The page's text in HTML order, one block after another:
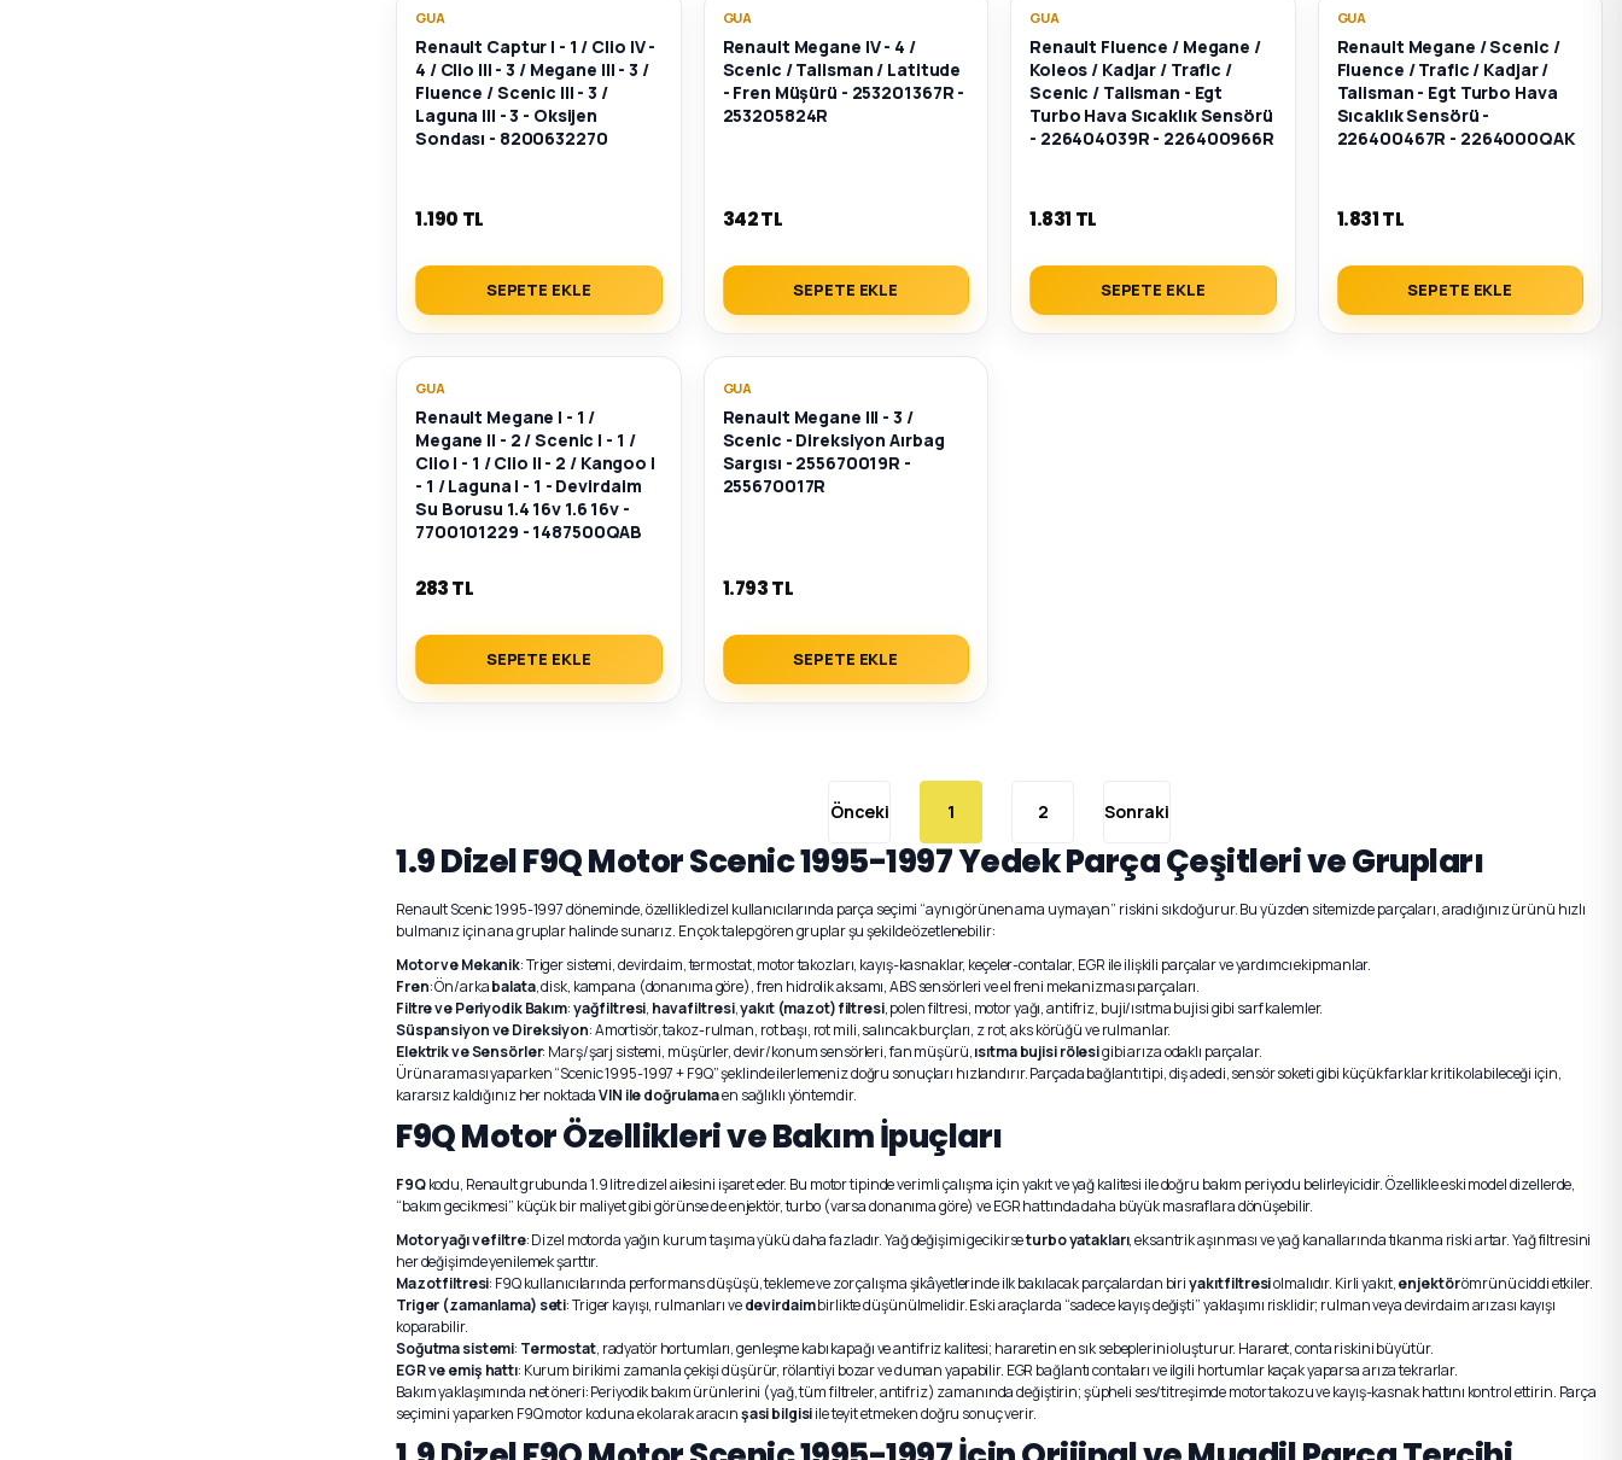
GUA
Renault Captur I - 1 / Clio IV -
4 / Clio III - 3 / Megane III - 3 /
Fluence / Scenic III - 3 /
Laguna III - 3 - Oksijen
Sondası - 8200632270
1.190 TL
SEPETE EKLE
GUA
Renault Megane IV - 4 /
Scenic / Talisman / Latitude
- Fren Müşürü - 253201367R -
253205824R
342 TL
SEPETE EKLE
GUA
Renault Fluence / Megane /
Koleos / Kadjar / Trafic /
Scenic / Talisman - Egt
Turbo Hava Sıcaklık Sensörü
- 226404039R - 226400966R
1.831 TL
SEPETE EKLE
GUA
Renault Megane / Scenic /
Fluence / Trafic / Kadjar /
Talisman - Egt Turbo Hava
Sıcaklık Sensörü -
226400467R - 2264000QAK
1.831 TL
SEPETE EKLE
GUA
Renault Megane I - 1 /
Megane II - 2 / Scenic I - 1 /
Clio I - 1 / Clio II - 2 / Kangoo I
- 1 / Laguna I - 1 - Devirdaim
Su Borusu 1.4 16v 1.6 16v -
7700101229 - 1487500QAB
283 TL
SEPETE EKLE
GUA
Renault Megane III - 3 /
Scenic - Direksiyon Aırbag
Sargısı - 255670019R -
255670017R
1.793 TL
SEPETE EKLE
1 2
1.9 Dizel F9Q Motor Scenic 1995-1997 Yedek Parça Çeşitleri ve Grupları
Renault Scenic 1995-1997 döneminde, özellikle dizel kullanıcılarında parça seçimi “aynı görünen ama uymayan” riskini sık doğurur. Bu yüzden sitemizde parçaları, aradığınız ürünü hızlı
bulmanız için ana gruplar halinde sunarız. En çok talep gören gruplar şu şekilde özetlenebilir:
Motor ve Mekanik: Triger sistemi, devirdaim, termostat, motor takozları, kayış-kasnaklar, keçeler-contalar, EGR ile ilişkili parçalar ve yardımcı ekipmanlar.
Fren: Ön/arkabalata, disk, kampana (donanıma göre), fren hidrolik aksamı, ABS sensörleri ve el freni mekanizması parçaları.
Filtre ve Periyodik Bakım:yağ filtresi, hava filtresi,yakıt (mazot) filtresi, polen filtresi, motor yağı, antifriz, buji/ısıtma bujisi gibi sarf kalemler.
Süspansiyon ve Direksiyon: Amortisör, takoz-rulman, rot başı, rot mili, salıncak burçları, z rot, aks körüğü ve rulmanlar.
Elektrik ve Sensörler: Marş/şarj sistemi, müşürler, devir/konum sensörleri, fan müşürü,ısıtma bujisi rölesigibi arıza odaklı parçalar.
Ürün araması yaparken “Scenic 1995-1997 + F9Q” şeklinde ilerlemeniz doğru sonuçları hızlandırır. Parçada bağlantı tipi, diş adedi, sensör soketi gibi küçük farklar kritik olabileceği için,
kararsız kaldığınız her noktadaVIN ile doğrulamaen sağlıklı yöntemdir.
F9Q Motor Özellikleri ve Bakım İpuçları
F9Qkodu, Renault grubunda 1.9 litre dizel ailesini işaret eder. Bu motor tipinde verimli çalışma için yakıt ve yağ kalitesi ile doğru bakım periyodu belirleyicidir. Özellikle eski model dizellerde,
“bakım gecikmesi” küçük bir maliyet gibi görünse de enjektör, turbo (varsa donanıma göre) ve EGR hattında daha büyük masraflara dönüşebilir.
Motor yağı ve filtre: Dizel motorda yağın kurum taşıma yükü daha fazladır. Yağ değişimi gecikirseturbo yatakları, eksantrik aşınması ve yağ kanallarında tıkanma riski artar. Yağ filtresini
her değişimde yenilemek şarttır.
Mazot filtresi: F9Q kullanıcılarında performans düşüşü, tekleme ve zor çalışma şikâyetlerinde ilk bakılacak parçalardan biriyakıt filtresiolmalıdır. Kirli yakıt,enjektörömrünü ciddi etkiler.
Triger (zamanlama) seti: Triger kayışı, rulmanları vedevirdaimbirlikte düşünülmelidir. Eski araçlarda “sadece kayış değişti” yaklaşımı risklidir; rulman veya devirdaim arızası kayışı
koparabilir.
Soğutma sistemi: Termostat, radyatör hortumları, genleşme kabı kapağı ve antifriz kalitesi; hararetin en sık sebeplerini oluşturur. Hararet, conta riskini büyütür.
EGR ve emiş hattı: Kurum birikimi zamanla çekişi düşürür, rölantiyi bozar ve duman yapabilir. EGR bağlantı contaları ve ilgili hortumlar kaçak yaparsa arıza tekrarlar.
Bakım yaklaşımında net öneri: Periyodik bakım ürünlerini (yağ, tüm filtreler, antifriz) zamanında değiştirin; şüpheli ses/titreşimde motor takozu ve kayış-kasnak hattını kontrol ettirin. Parça
seçimini yaparken F9Q motor koduna ek olarak aracınşasi bilgisiile teyit etmek en doğru sonuç verir.